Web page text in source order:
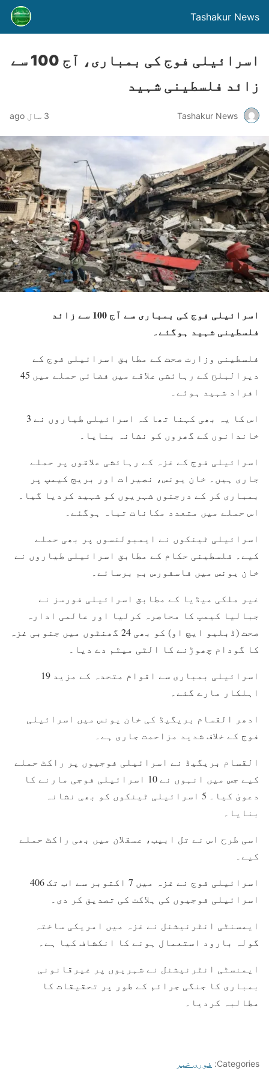
Tashakur News
اسرائیلی فوج کی بمباری، آج 100 سے
زائد فلسطینی شہید
Tashakur News 3 سال ago
اسرائیلی فوج کی بمباری سے آج 100 سے زائد
فلسطینی شہید ہوگئے۔
فلسطینی وزارت صحت کے مطابق اسرائیلی فوج کے
دیرالبلح کے رہائشی علاقے میں فضائی حملے میں 45
افراد شہید ہوئے۔
اس کا یہ بھی کہنا تھا کہ اسرائیلی طیاروں نے 3
خاندانوں کے گھروں کو نشانہ بنایا۔
اسرائیلی فوج کے غزہ کے رہائشی علاقوں پر حملے
جاری ہیں۔ خان یونس، نصیرات اور بریج کیمپ پر
بمباری کر کے درجنوں شہریوں کو شہید کردیا گیا۔
اس حملے میں متعدد مکانات تباہ ہوگئے۔
اسرائیلی ٹینکوں نے ایمبولنسوں پر بھی حملے
کیے۔ فلسطینی حکام کے مطابق اسرائیلی طیاروں نے
خان یونس میں فاسفورس بم برسائے۔
غیر ملکی میڈیا کے مطابق اسرائیلی فورسز نے
جبالیا کیمپ کا محاصرہ کرلیا اور عالمی ادارہ
صحت (ڈبلیو ایچ او) کو بھی 24 گھنٹوں میں جنوبی غزہ
کا گودام چھوڑنے کا الٹی میٹم دے دیا۔
اسرائیلی بمباری سے اقوام متحدہ کے مزید 19
اہلکار مارے گئے۔
ادھر القسام بریگیڈ کی خان یونس میں اسرائیلی
فوج کے خلاف شدید مزاحمت جاری ہے۔
القسام بریگیڈ نے اسرائیلی فوجیوں پر راکٹ حملے
کیے جس میں انہوں نے 10 اسرائیلی فوجی مارنے کا
دعویٰ کیا۔ 5 اسرائیلی ٹینکوں کو بھی نشانہ
بنایا۔
اسی طرح اس نے تل ابیب، عسقلان میں بھی راکٹ حملے
کیے۔
اسرائیلی فوج نے غزہ میں 7 اکتوبر سے اب تک 406
اسرائیلی فوجیوں کی ہلاکت کی تصدیق کر دی۔
ایمسنٹی انٹرنیشنل نے غزہ میں امریکی ساختہ
گولہ بارود استعمال ہونے کا انکشاف کیا ہے۔
ایمنسٹی انٹرنیشنل نے شہریوں پر غیرقانونی
بمباری کا جنگی جرائم کے طور پر تحقیقات کا
مطالبہ کردیا۔
Categories: فوری خبر